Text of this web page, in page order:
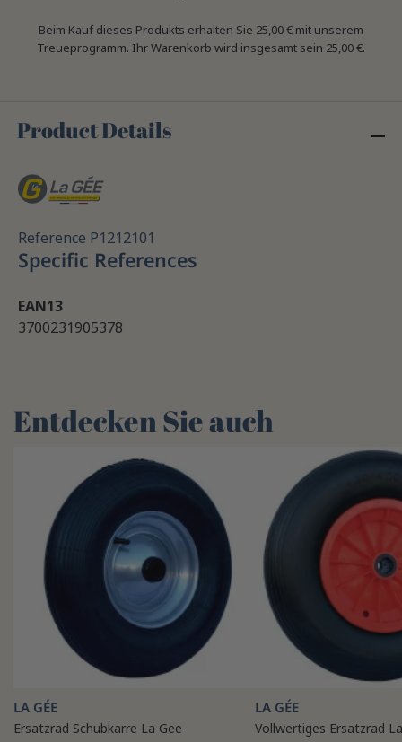
Beim Kauf dieses Produkts erhalten Sie 25,00 € mit unserem
Treueprogramm. Ihr Warenkorb wird insgesamt sein 25,00 €.
Product Details
Reference P1212101
Specific References
EAN13
3700231905378
Entdecken Sie auch
LA GÉE
Ersatzrad Schubkarre La Gee
LA GÉE
Vollwertiges Ersatzrad